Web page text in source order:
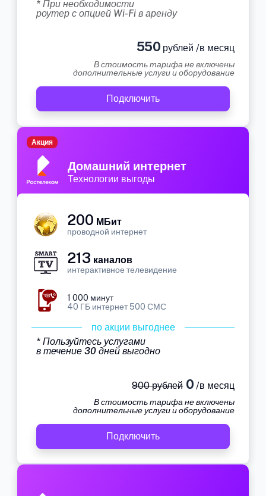
* При необходимости
роутер с опцией Wi-Fi в аренду
550 рублей /в месяц
В стоимость тарифа не включены
дополнительные услуги и оборудование
Подключить
Домашний интернет
Технологии выгоды
Акция
200 МБит
проводной интернет
213 каналов
интерактивное телевидение
1 000 минут
40 ГБ интернет 500 СМС
по акции выгоднее
* Пользуйтесь услугами
в течение 30 дней выгодно
900 рублей0 /в месяц
В стоимость тарифа не включены
дополнительные услуги и оборудование
Подключить